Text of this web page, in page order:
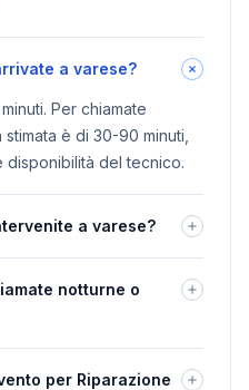
a varese?
Per chiamate
è di 30-90 minuti,
disponibilità del tecnico.
a varese?
notturne o
per Riparazione